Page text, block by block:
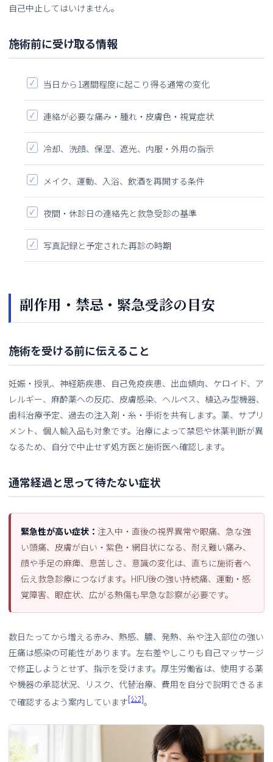
自己中止してはいけません。
施術前に受け取る情報
当日から1週間程度に起こり得る通常の変化
連絡が必要な痛み・腫れ・皮膚色・視覚症状
冷却、洗顔、保湿、遮光、内服・外用の指示
メイク、運動、入浴、飲酒を再開する条件
夜間・休診日の連絡先と救急受診の基準
写真記録と予定された再診の時期
副作用・禁忌・緊急受診の目安
施術を受ける前に伝えること
妊娠・授乳、神経筋疾患、自己免疫疾患、出血傾向、ケロイド、ア
レルギー、麻酔薬への反応、皮膚感染、ヘルペス、植込み型機器、
歯科治療予定、過去の注入剤・糸・手術を共有します。薬、サプリ
メント、個人輸入品も対象です。治療によって禁忌や休薬判断が異
なるため、自分で中止せず処方医と施術医へ確認します。
通常経過と思って待たない症状
緊急性が高い症状： 注入中・直後の視界異常や眼痛、急な強
い頭痛、皮膚が白い・紫色・網目状になる、耐え難い痛み、
顔や手足の麻痺、息苦しさ、意識の変化は、直ちに施術者へ
伝え救急診療につなげます。HIFU後の強い持続痛、運動・感
覚障害、眼症状、広がる熱傷も早急な診察が必要です。
数日たってから増える赤み、熱感、膿、発熱、糸や注入部位の強い
圧痛は感染の可能性があります。左右差やしこりも自己マッサージ
で修正しようとせず、指示を受けます。厚生労働省は、使用する薬
や機器の承認状況、リスク、代替治療、費用を自分で説明できるま
で確認するよう案内しています[公2]。